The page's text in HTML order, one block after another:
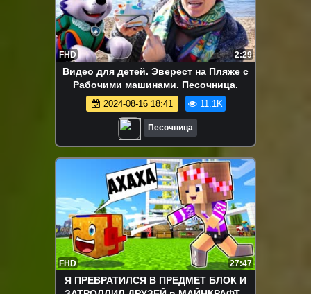
FHD 2:29
Видео для детей. Эверест на Пляже с
Рабочими машинами. Песочница.
2024-08-16 18:41 11.1K
Песочница
FHD 27:47
Я ПРЕВРАТИЛСЯ В ПРЕДМЕТ БЛОК И